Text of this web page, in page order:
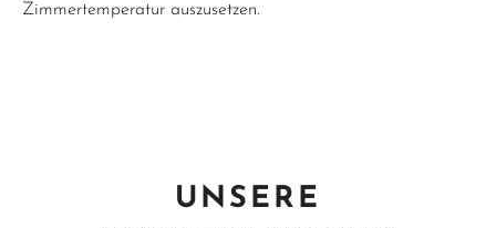
Zimmertemperatur auszusetzen.
UNSERE